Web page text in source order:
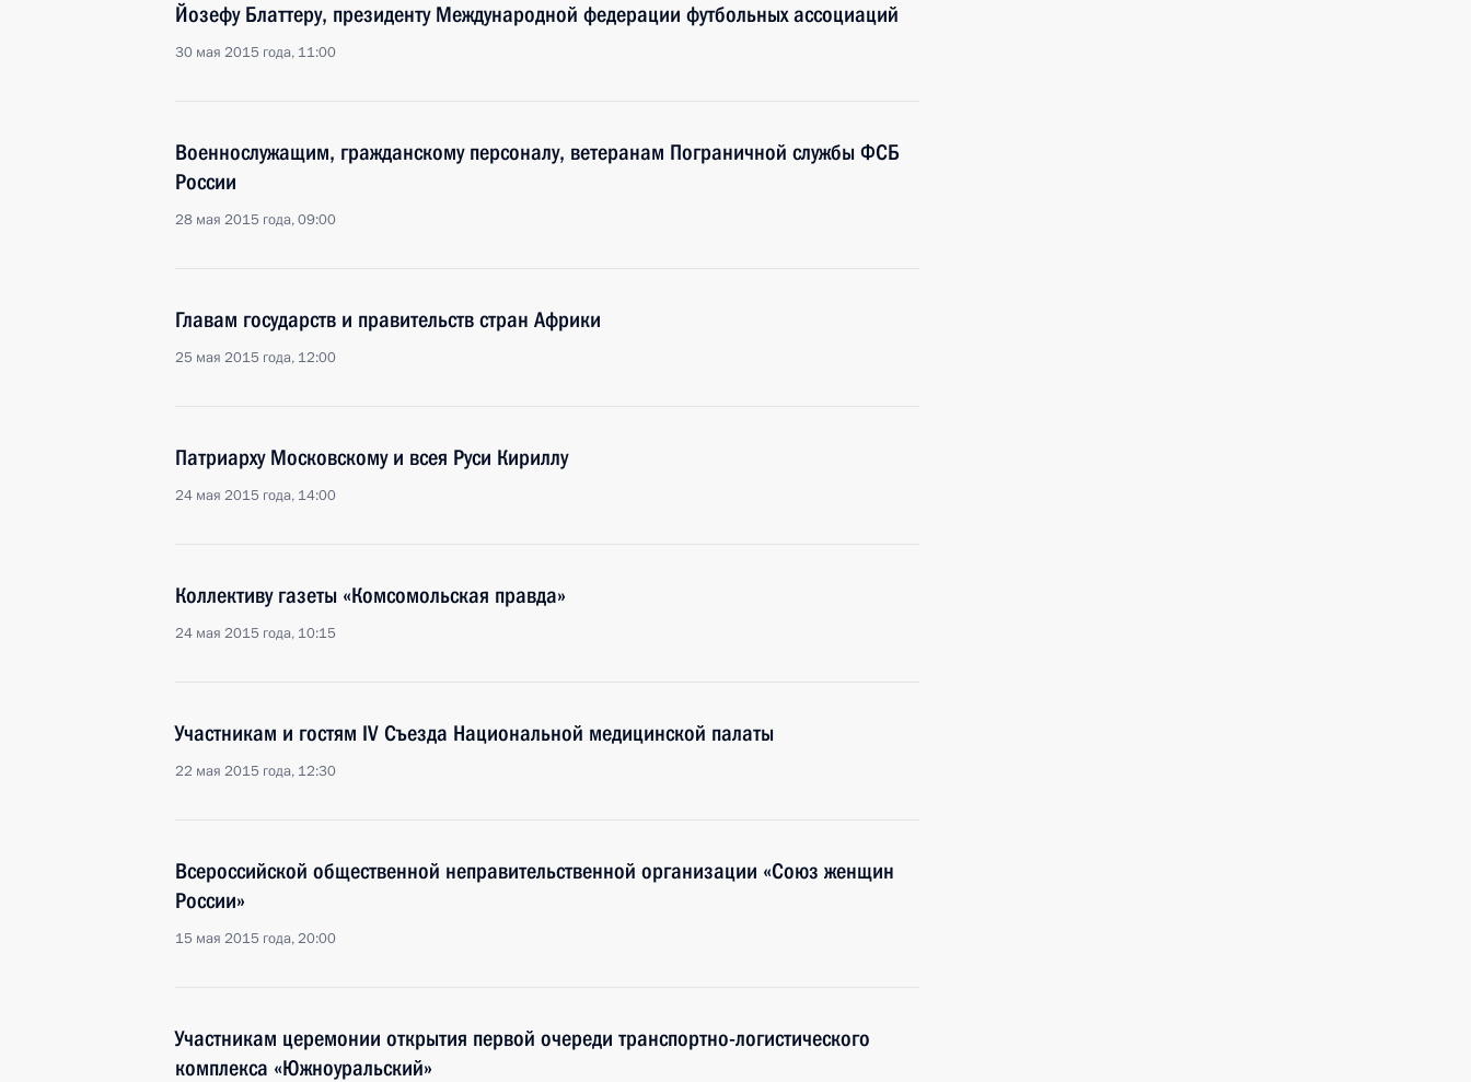
Йозефу Блаттеру, президенту Международной федерации футбольных ассоциаций
30 мая 2015 года, 11:00
Военнослужащим, гражданскому персоналу, ветеранам Пограничной службы ФСБ
России
28 мая 2015 года, 09:00
Главам государств и правительств стран Африки
25 мая 2015 года, 12:00
Патриарху Московскому и всея Руси Кириллу
24 мая 2015 года, 14:00
Коллективу газеты «Комсомольская правда»
24 мая 2015 года, 10:15
Участникам и гостям IV Съезда Национальной медицинской палаты
22 мая 2015 года, 12:30
Всероссийской общественной неправительственной организации «Союз женщин
России»
15 мая 2015 года, 20:00
Участникам церемонии открытия первой очереди транспортно-логистического
комплекса «Южноуральский»